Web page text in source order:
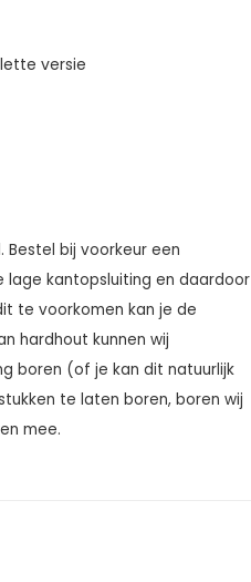
versie
bij voorkeur een
lage kantopsluiting en daardoor
te voorkomen kan je de
hardhout kunnen wij
boren (of je kan dit natuurlijk
te laten boren, boren wij
mee.